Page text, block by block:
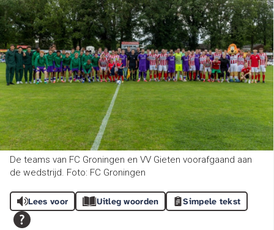
De teams van FC Groningen en VV Gieten voorafgaand aan
de wedstrijd. Foto: FC Groningen
Lees voor Uitleg woorden Simpele tekst